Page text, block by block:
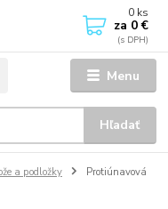
Menu
Hľadať
0 ks
za 0 €
a podložky
Protiúnavová